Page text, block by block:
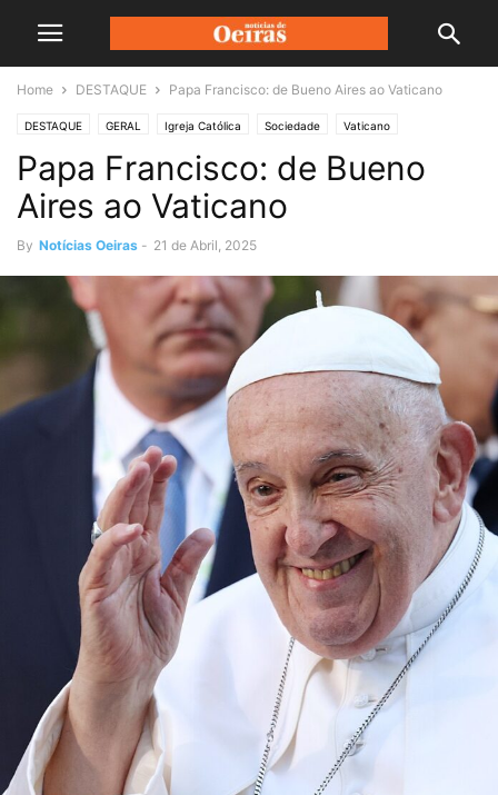
Home DESTAQUE Papa Francisco: de Bueno Aires ao Vaticano
DESTAQUE GERAL Igreja Católica Sociedade Vaticano
Papa Francisco: de Bueno
Aires ao Vaticano
By Notícias Oeiras - 21 de Abril, 2025